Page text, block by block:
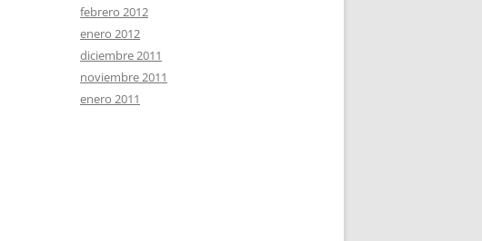
febrero 2012
enero 2012
diciembre 2011
noviembre 2011
enero 2011